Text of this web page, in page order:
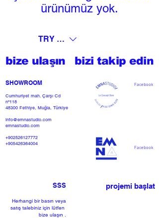
ürünümüz yok.
TRY (₺)
bize ulaşın bizi takip edin
SHOWROOM​
Cumhuriyet mah. Çarşı Cd
nº118
48300 Fethiye, Muğla, Türkiye
info@emnastudio.com
emnastudio.com
+902526127772
+905426364004
Facebook
Facebook
SSS
Herhangi bir basın veya
satış talebiniz için lütfen
bize ulaşın .
projemi başlat